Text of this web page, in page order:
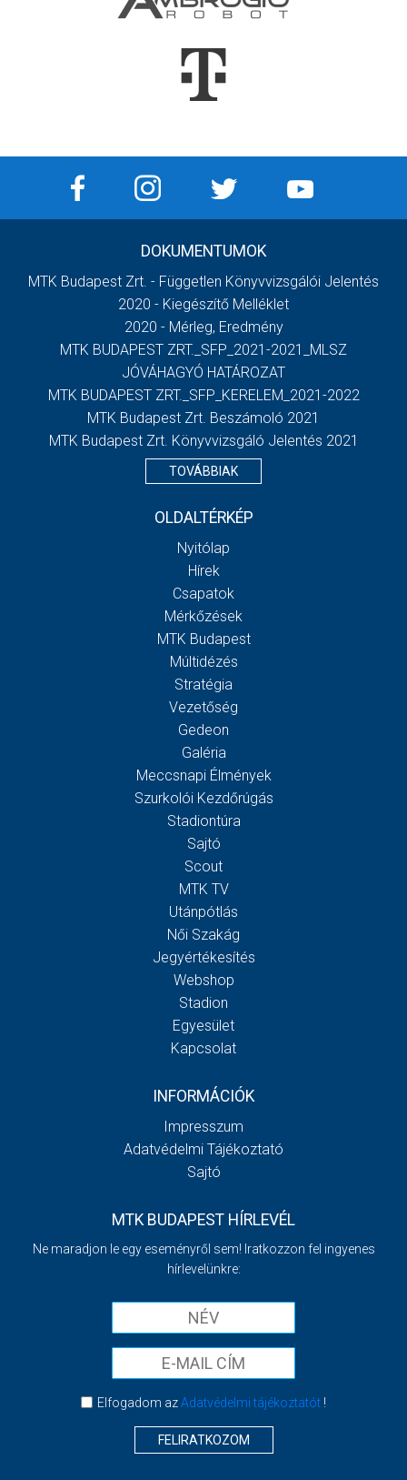
DOKUMENTUMOK
MTK Budapest Zrt. - Független Könyvvizsgálói Jelentés
2020 - Kiegészítő Melléklet
2020 - Mérleg, Eredmény
MTK BUDAPEST ZRT._SFP_2021-2021_MLSZ
JÓVÁHAGYÓ HATÁROZAT
MTK BUDAPEST ZRT._SFP_KERELEM_2021-2022
MTK Budapest Zrt. Beszámoló 2021
MTK Budapest Zrt. Könyvvizsgáló Jelentés 2021
TOVÁBBIAK
OLDALTÉRKÉP
Nyitólap
Hírek
Csapatok
Mérkőzések
MTK Budapest
Múltidézés
Stratégia
Vezetőség
Gedeon
Galéria
Meccsnapi Élmények
Szurkolói Kezdőrúgás
Stadiontúra
Sajtó
Scout
MTK TV
Utánpótlás
Női Szakág
Jegyértékesítés
Webshop
Stadion
Egyesület
Kapcsolat
INFORMÁCIÓK
Impresszum
Adatvédelmi Tájékoztató
Sajtó
MTK BUDAPEST HÍRLEVÉL
Ne maradjon le egy eseményről sem! Iratkozzon fel ingyenes
hírlevelünkre:
Elfogadom azAdatvédelmi tájékoztatót!
FELIRATKOZOM